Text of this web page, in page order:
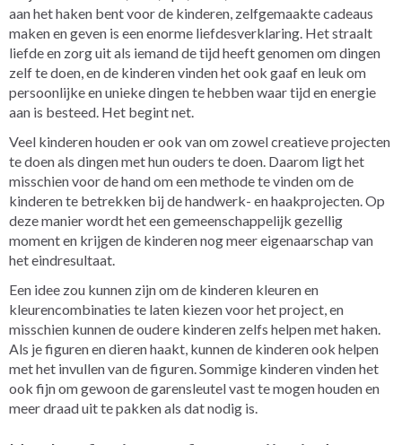
aan het haken bent voor de kinderen, zelfgemaakte cadeaus
maken en geven is een enorme liefdesverklaring. Het straalt
liefde en zorg uit als iemand de tijd heeft genomen om dingen
zelf te doen, en de kinderen vinden het ook gaaf en leuk om
persoonlijke en unieke dingen te hebben waar tijd en energie
aan is besteed. Het begint net.
Veel kinderen houden er ook van om zowel creatieve projecten
te doen als dingen met hun ouders te doen. Daarom ligt het
misschien voor de hand om een methode te vinden om de
kinderen te betrekken bij de handwerk- en haakprojecten. Op
deze manier wordt het een gemeenschappelijk gezellig
moment en krijgen de kinderen nog meer eigenaarschap van
het eindresultaat.
Een idee zou kunnen zijn om de kinderen kleuren en
kleurencombinaties te laten kiezen voor het project, en
misschien kunnen de oudere kinderen zelfs helpen met haken.
Als je figuren en dieren haakt, kunnen de kinderen ook helpen
met het invullen van de figuren. Sommige kinderen vinden het
ook fijn om gewoon de garensleutel vast te mogen houden en
meer draad uit te pakken als dat nodig is.